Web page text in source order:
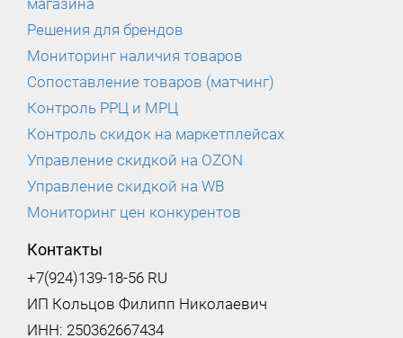
магазина
Решения для брендов
Мониторинг наличия товаров
Сопоставление товаров (матчинг)
Контроль РРЦ и МРЦ
Контроль скидок на маркетплейсах
Управление скидкой на OZON
Управление скидкой на WB
Мониторинг цен конкурентов
Контакты
+7(924)139-18-56 RU
ИП Кольцов Филипп Николаевич
ИНН: 250362667434